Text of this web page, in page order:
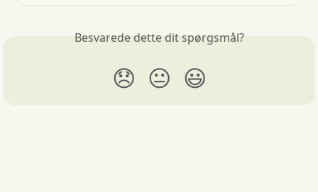
Besvarede dette dit spørgsmål?
😞 😐 😃